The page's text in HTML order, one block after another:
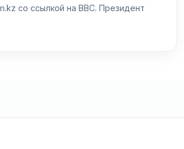
ссылкой на ВВС. Президент